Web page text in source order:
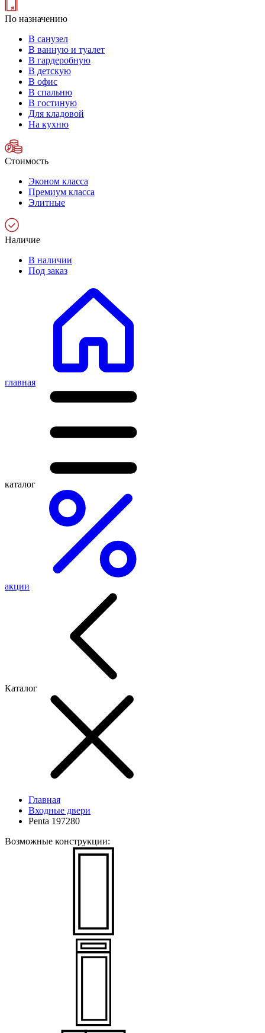
По назначению
В санузел
В ванную и туалет
В гардеробную
В детскую
В офис
В спальню
В гостиную
Для кладовой
На кухню
Стоимость
Эконом класса
Премиум класса
Элитные
Наличие
В наличии
Под заказ
главная
каталог
акции
Каталог
Главная
Входные двери
Penta 197280
Возможные конструкции: